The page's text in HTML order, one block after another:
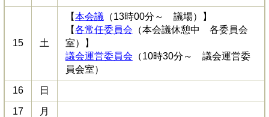
15 土
【本会議 （13時00分～ 議場）】
【各常任委員会 （本会議休憩中 各委員会
室）】
議会運営委員会 （10時30分～ 議会運営委
員会室）
16 日
17 月